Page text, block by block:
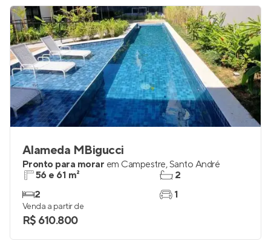
Alameda MBigucci
Pronto para morar em Campestre,Santo André
56 e 61 m²
2
2
1
Venda a partir de
R$ 610.800